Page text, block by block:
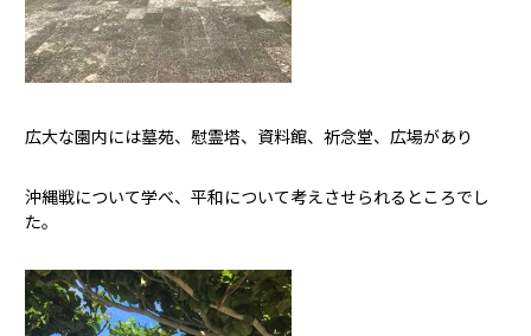
広大な園内には墓苑、慰霊塔、資料館、祈念堂、広場があり
沖縄戦について学べ、平和について考えさせられるところでし
た。